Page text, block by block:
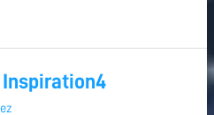
Inspiration4